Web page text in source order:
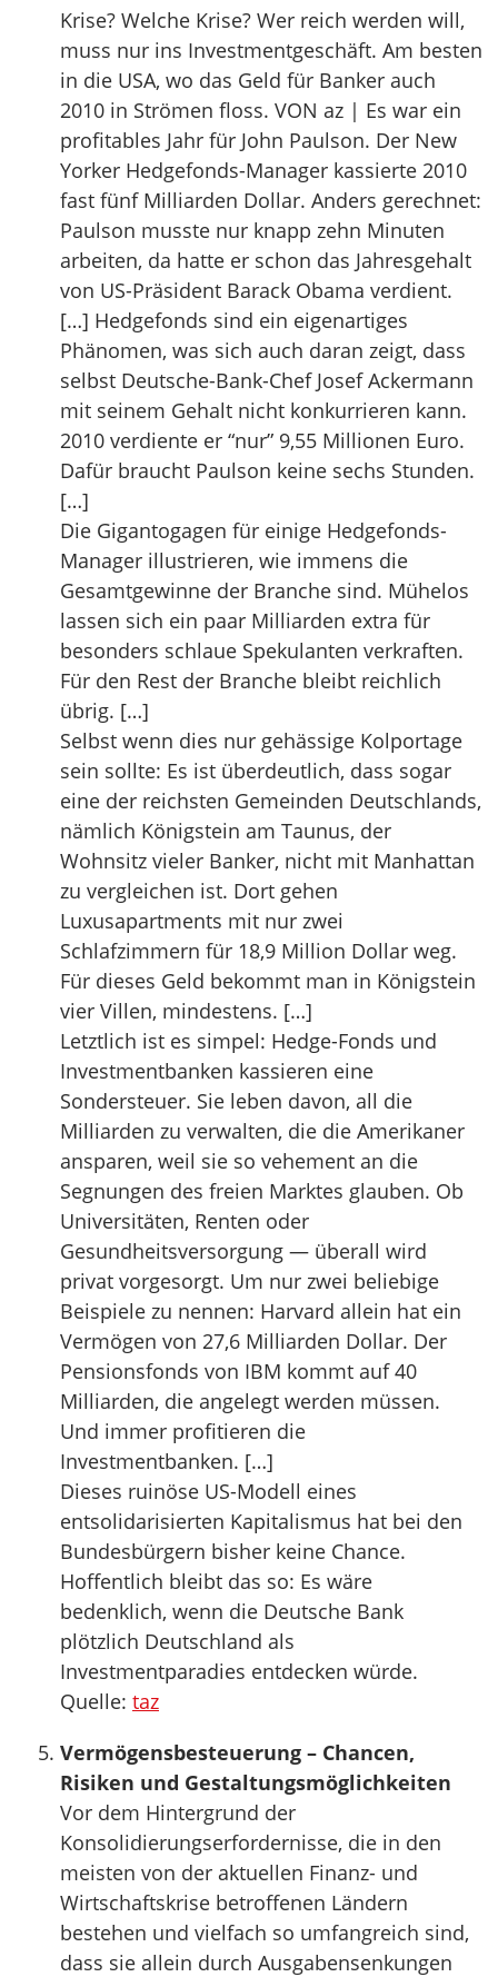
Krise? Welche Krise? Wer reich werden will,
muss nur ins Investmentgeschäft. Am besten
in die USA, wo das Geld für Banker auch
2010 in Strömen floss. VON az | Es war ein
profitables Jahr für John Paulson. Der New
Yorker Hedgefonds-Manager kassierte 2010
fast fünf Milliarden Dollar. Anders gerechnet:
Paulson musste nur knapp zehn Minuten
arbeiten, da hatte er schon das Jahresgehalt
von US-Präsident Barack Obama verdient.
[…] Hedgefonds sind ein eigenartiges
Phänomen, was sich auch daran zeigt, dass
selbst Deutsche-Bank-Chef Josef Ackermann
mit seinem Gehalt nicht konkurrieren kann.
2010 verdiente er “nur” 9,55 Millionen Euro.
Dafür braucht Paulson keine sechs Stunden.
[…]
Die Gigantogagen für einige Hedgefonds-
Manager illustrieren, wie immens die
Gesamtgewinne der Branche sind. Mühelos
lassen sich ein paar Milliarden extra für
besonders schlaue Spekulanten verkraften.
Für den Rest der Branche bleibt reichlich
übrig. […]
Selbst wenn dies nur gehässige Kolportage
sein sollte: Es ist überdeutlich, dass sogar
eine der reichsten Gemeinden Deutschlands,
nämlich Königstein am Taunus, der
Wohnsitz vieler Banker, nicht mit Manhattan
zu vergleichen ist. Dort gehen
Luxusapartments mit nur zwei
Schlafzimmern für 18,9 Million Dollar weg.
Für dieses Geld bekommt man in Königstein
vier Villen, mindestens. […]
Letztlich ist es simpel: Hedge-Fonds und
Investmentbanken kassieren eine
Sondersteuer. Sie leben davon, all die
Milliarden zu verwalten, die die Amerikaner
ansparen, weil sie so vehement an die
Segnungen des freien Marktes glauben. Ob
Universitäten, Renten oder
Gesundheitsversorgung — überall wird
privat vorgesorgt. Um nur zwei beliebige
Beispiele zu nennen: Harvard allein hat ein
Vermögen von 27,6 Milliarden Dollar. Der
Pensionsfonds von IBM kommt auf 40
Milliarden, die angelegt werden müssen.
Und immer profitieren die
Investmentbanken. […]
Dieses ruinöse US-Modell eines
entsolidarisierten Kapitalismus hat bei den
Bundesbürgern bisher keine Chance.
Hoffentlich bleibt das so: Es wäre
bedenklich, wenn die Deutsche Bank
plötzlich Deutschland als
Investmentparadies entdecken würde.
Quelle: taz
Vermögensbesteuerung – Chancen,
Risiken und Gestaltungsmöglichkeiten
Vor dem Hintergrund der
Konsolidierungserfordernisse, die in den
meisten von der aktuellen Finanz- und
Wirtschaftskrise betroffenen Ländern
bestehen und vielfach so umfangreich sind,
dass sie allein durch Ausgabensenkungen